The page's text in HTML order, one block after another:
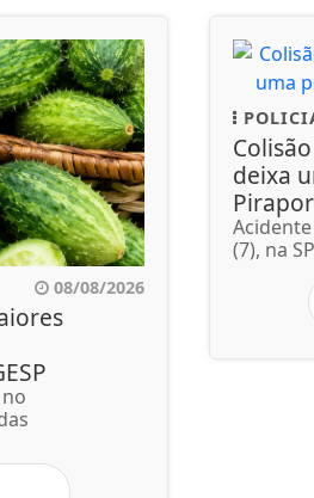
08/08/2026
deixa
(7), na